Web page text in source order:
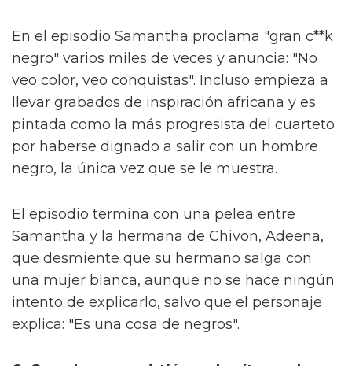
En el episodio Samantha proclama "gran c**k
negro" varios miles de veces y anuncia: "No
veo color, veo conquistas". Incluso empieza a
llevar grabados de inspiración africana y es
pintada como la más progresista del cuarteto
por haberse dignado a salir con un hombre
negro, la única vez que se le muestra.
El episodio termina con una pelea entre
Samantha y la hermana de Chivon, Adeena,
que desmiente que su hermano salga con
una mujer blanca, aunque no se hace ningún
intento de explicarlo, salvo que el personaje
explica: "Es una cosa de negros".